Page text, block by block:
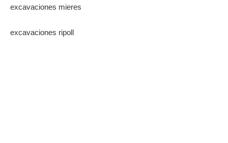
excavaciones mieres
excavaciones ripoll